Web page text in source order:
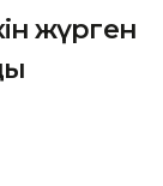
жүрген